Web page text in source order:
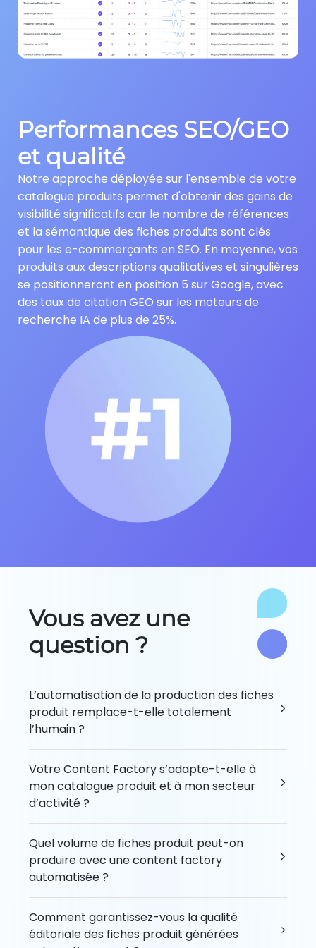
Performances SEO/GEO
et qualité
Notre approche déployée sur l'ensemble de votre
catalogue produits permet d'obtenir des gains de
visibilité significatifs car le nombre de références
et la sémantique des fiches produits sont clés
pour les e-commerçants en SEO. En moyenne, vos
produits aux descriptions qualitatives et singulières
se positionneront en position 5 sur Google, avec
des taux de citation GEO sur les moteurs de
recherche IA de plus de 25%.
Vous avez une
question ?
L’automatisation de la production des fiches
produit remplace-t-elle totalement
l’humain ?
Non. L’IA automatise la production à grande
échelle, mais l’humain reste clé pour définir le
cadre éditorial, piloter la qualité et ajuster les
contenus. Cette combinaison permet de
fiables, cohérentes et alignées avec votre
image de marque.
Votre Content Factory s’adapte-t-elle à
mon catalogue produit et à mon secteur
d’activité ?
Oui. Chaque content factory est conçue sur
mesure : structure des fiches, niveau de détail,
vocabulaire métier et logique SEO. Le dispositif
s’adapte à votre typologie de produits, à votre
contenus réellement pertinents.
Quel volume de fiches produit peut-on
produire avec une content factory
automatisée ?
Le volume dépend de votre catalogue, mais le
dispositif est conçu pour absorber des
volumes importants. Il permet de produire et
Comment garantissez-vous la qualité
éditoriale des fiches produit générées